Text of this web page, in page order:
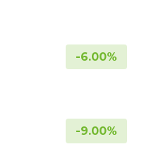
-6.00%
-9.00%